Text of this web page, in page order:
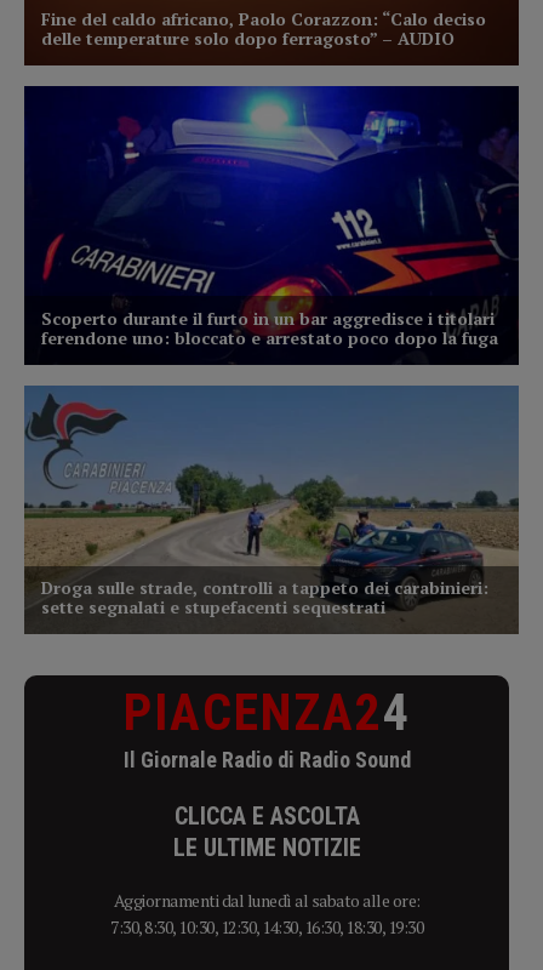
PIACENZA24
Il Giornale Radio di Radio Sound
CLICCA E ASCOLTA
LE ULTIME NOTIZIE
Aggiornamenti dal lunedì al sabato alle ore:
7:30, 8:30, 10:30, 12:30, 14:30, 16:30, 18:30, 19:30